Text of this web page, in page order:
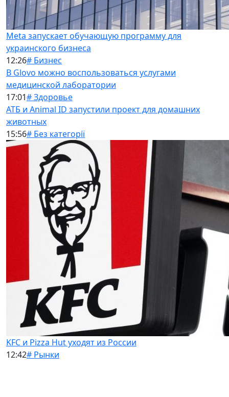
Meta запускает обучающую программу для
украинского бизнеса
12:26# Бизнес
В Glovo можно воспользоваться услугами
медицинской лаборатории
17:01# Здоровье
АТБ и Animal ID запустили проект для домашних
животных
15:56# Без категорії
KFC и Pizza Hut уходят из России
12:42# Рынки